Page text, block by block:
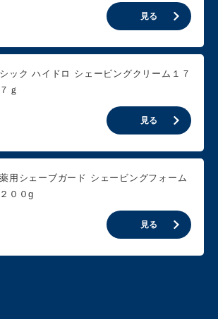
見る
シック ハイドロ シェービングクリーム１７
７ｇ
見る
薬用シェーブガード シェービングフォーム
２００g
見る